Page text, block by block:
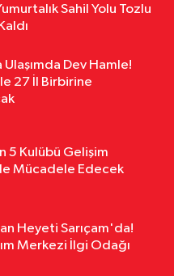
Sahil Yolu Tozlu
Dev Hamle!
27 İl Birbirine
5 Kulübü Gelişim
Mücadele Edecek
Heyeti Sarıçam'da!
Merkezi İlgi Odağı